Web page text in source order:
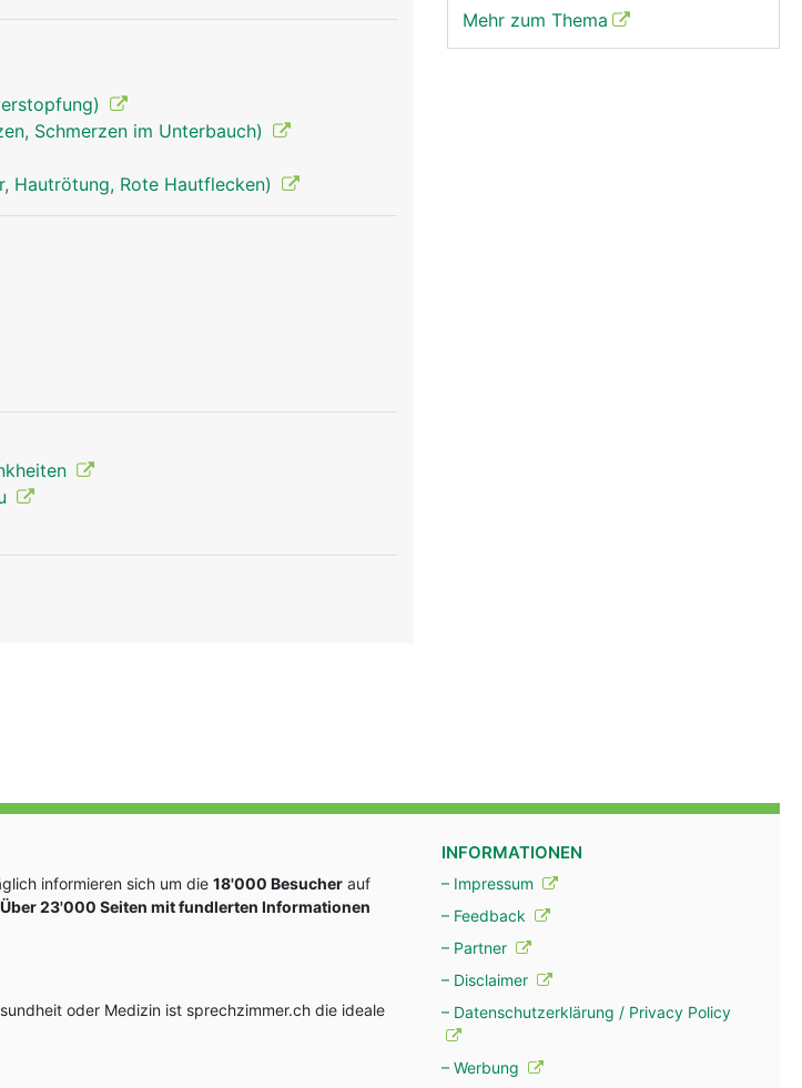
Schmerzen im Unterbauch)
Hautrötung, Rote Hautflecken)
Mehr zum Thema
informieren sich um die 18'000 Besucher auf
Über 23'000 Seiten mit fundlerten Informationen
oder Medizin ist sprechzimmer.ch die ideale
INFORMATIONEN
– Impressum
– Feedback
– Partner
– Disclaimer
– Datenschutzerklärung / Privacy Policy
– Werbung